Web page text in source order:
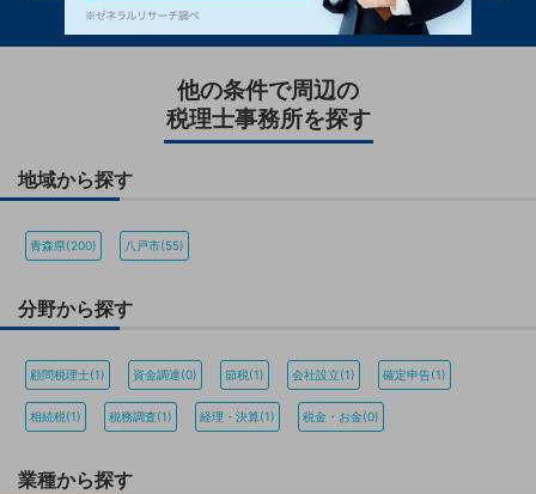
他の条件で周辺の
税理士事務所を探す
地域から探す
青森県(200) 八戸市(55)
分野から探す
顧問税理士(1) 資金調達(0) 節税(1) 会社設立(1) 確定申告(1)
相続税(1) 税務調査(1) 経理・決算(1) 税金・お金(0)
業種から探す